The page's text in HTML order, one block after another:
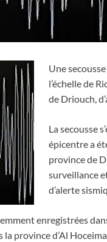
Une
l’échelle de
de Driouch,
La secousse
épicentre a
province de
surveillance
d’alerte
enregistrées
province d’Al